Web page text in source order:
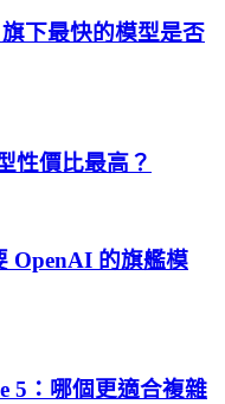
下最快的模型是否
性價比最高？
OpenAI 的旗艦模
5：哪個更適合複雜